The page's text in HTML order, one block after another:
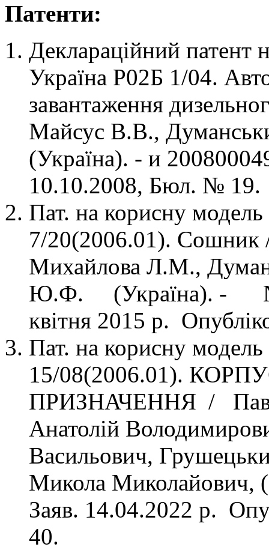
Патенти:
Деклараційний патент
Україна Р02Б 1/04.
завантаження
Майсус В.В.,
(Україна). - и
10.10.2008, Бюл. № 19.
Пат. на корисну
7/20(2006.01).
Михайлова Л.М.,
Ю.Ф. (Україна). - №
квітня 2015 р.
Пат. на корисну
15/08(2006.01).
ПРИЗНАЧЕННЯ /
Анатолій
Васильович,
Микола
Заяв. 14.04.2022 р.
40.